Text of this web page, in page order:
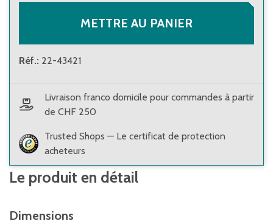
METTRE AU PANIER
Réf.: 22-43421
Livraison franco domicile pour commandes à partir
de CHF 250
Trusted Shops — Le certificat de protection
acheteurs
Le produit en détail
Dimensions